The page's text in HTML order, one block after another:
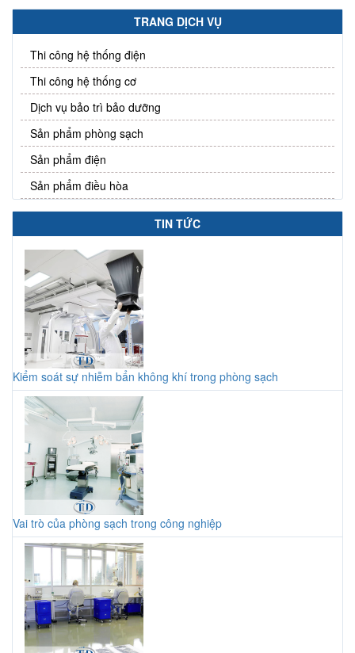
TRANG DỊCH VỤ
Thi công hệ thống điện
Thi công hệ thống cơ
Dịch vụ bảo trì bảo dưỡng
Sản phẩm phòng sạch
Sản phẩm điện
Sản phẩm điều hòa
TIN TỨC
Kiểm soát sự nhiễm bẩn không khí trong phòng sạch
Vai trò của phòng sạch trong công nghiệp